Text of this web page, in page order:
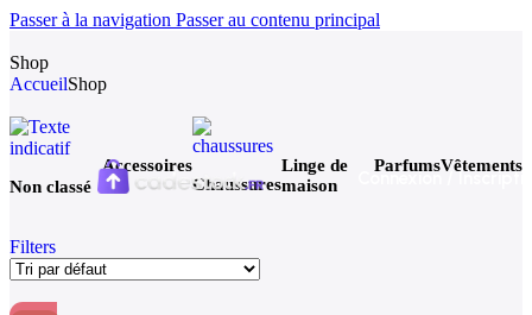
Passer à la navigation Passer au contenu principal
Connexion /
Shop
AccueilShop
Non classé
Accessoires
Chaussures
Linge de
maison
ParfumsVêtements
Filters